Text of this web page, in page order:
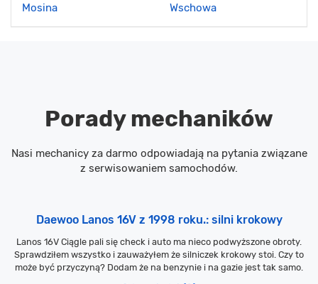
Mosina
Wschowa
Porady mechaników
Nasi mechanicy za darmo odpowiadają na pytania związane
z serwisowaniem samochodów.
Daewoo Lanos 16V z 1998 roku.: silni krokowy
Lanos 16V Ciągle pali się check i auto ma nieco podwyższone obroty.
Sprawdziłem wszystko i zauważyłem że silniczek krokowy stoi. Czy to
może być przyczyną? Dodam że na benzynie i na gazie jest tak samo.